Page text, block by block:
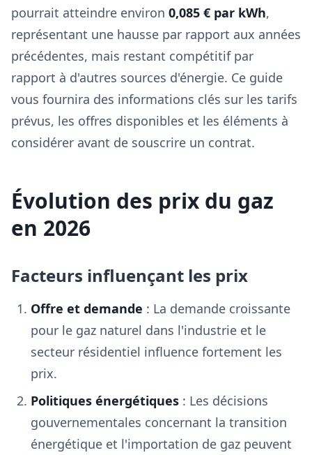
pourrait atteindre environ 0,085 € par kWh,
représentant une hausse par rapport aux années
précédentes, mais restant compétitif par
rapport à d'autres sources d'énergie. Ce guide
vous fournira des informations clés sur les tarifs
prévus, les offres disponibles et les éléments à
considérer avant de souscrire un contrat.
Évolution des prix du gaz
en 2026
Facteurs influençant les prix
Offre et demande : La demande croissante
pour le gaz naturel dans l'industrie et le
secteur résidentiel influence fortement les
prix.
Politiques énergétiques : Les décisions
gouvernementales concernant la transition
énergétique et l'importation de gaz peuvent